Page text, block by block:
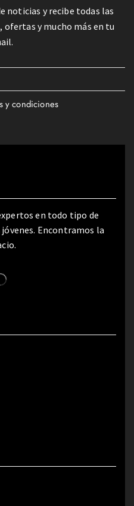
noticias y recibe todas las
ofertas y mucho más en tu
y condiciones
en todo tipo de
Encontramos la